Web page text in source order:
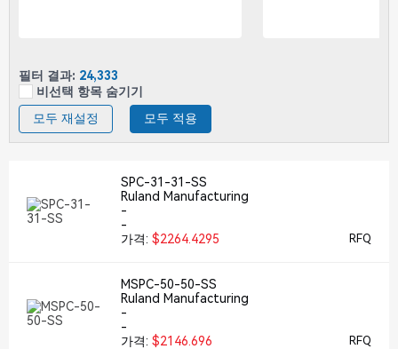
필터 결과: 24,333
비선택 항목 숨기기
모두 재설정
모두 적용
SPC-31-31-SS
Ruland Manufacturing
-
-
가격: $2264.4295 RFQ
MSPC-50-50-SS
Ruland Manufacturing
-
-
가격: $2146.696 RFQ